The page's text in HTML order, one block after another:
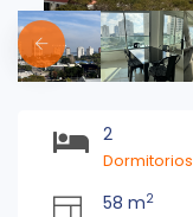
2
Dormitorios
58 m2